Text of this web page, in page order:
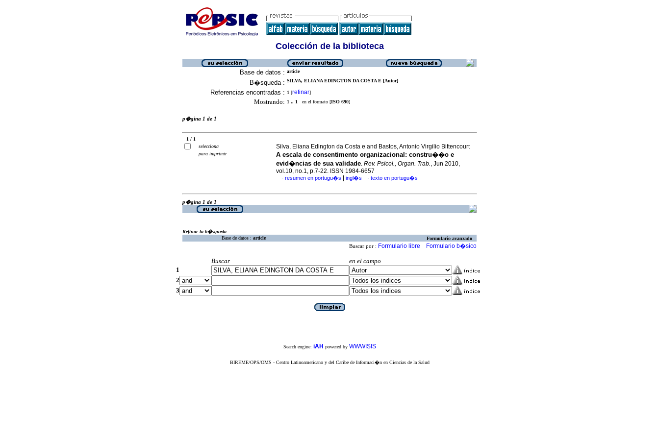
Colección de la biblioteca
Base de datos : article
B�squeda : SILVA, ELIANA EDINGTON DA COSTA E [Autor]
Referencias encontradas : 1 [refinar]
Mostrando: 1 .. 1 en el formato [ISO 690]
p�gina 1 de 1
1 / 1
selecciona
para imprimir
Silva, Eliana Edington da Costa e and Bastos, Antonio Virgilio Bittencourt
A escala de consentimento organizacional : constru��o e
evid�ncias de sua validade. Rev. Psicol., Organ. Trab., Jun 2010,
vol.10, no.1, p.7-22. ISSN 1984-6657
· resumen en portugu�s ingl�s · texto en portugu�s
p�gina 1 de 1
Refinar la b�squeda
Base de datos : article Formulario avanzado
Buscar por : Formulario libre Formulario b�sico
Buscar
en el campo
1
2
3
Search engine: iAH powered by WWWISIS
BIREME/OPS/OMS - Centro Latinoamericano y del Caribe de Informaci�n en Ciencias de la Salud